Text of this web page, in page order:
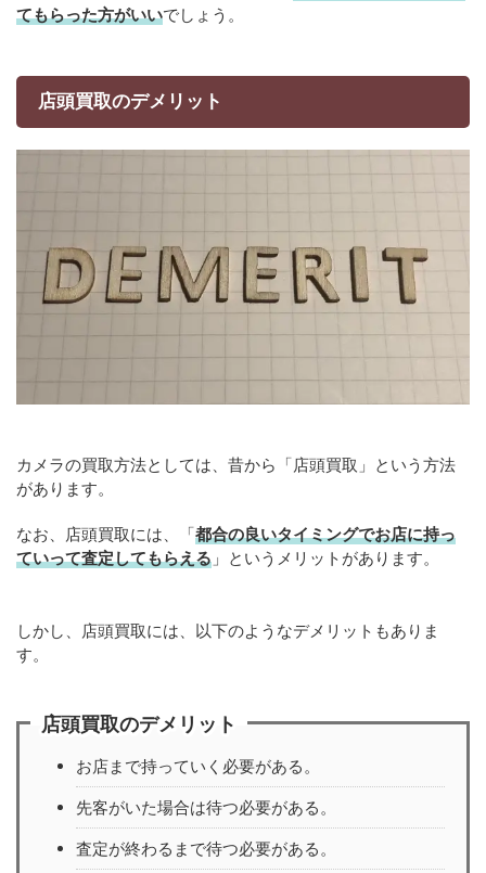
てもらった方がいいでしょう。
店頭買取のデメリット
カメラの買取方法としては、昔から「店頭買取」という方法
があります。
なお、店頭買取には、「都合の良いタイミングでお店に持っ
ていって査定してもらえる 」というメリットがあります。
しかし、店頭買取には、以下のようなデメリットもありま
す。
店頭買取のデメリット
お店まで持っていく必要がある。
先客がいた場合は待つ必要がある。
査定が終わるまで待つ必要がある。